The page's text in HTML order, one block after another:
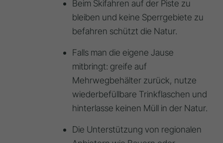
Beim Skifahren auf der Piste zu
bleiben und keine Sperrgebiete zu
befahren schützt die Natur.
Falls man die eigene Jause
mitbringt: greife auf
Mehrwegbehälter zurück, nutze
wiederbefüllbare Trinkflaschen und
hinterlasse keinen Müll in der Natur.
Die Unterstützung von regionalen